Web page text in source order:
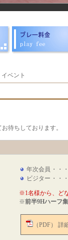
ベント
待ちしております。
年次会員 ・・
ビジター ・・
※1名様から、ど
※前半9Hハーフ
（PDF）